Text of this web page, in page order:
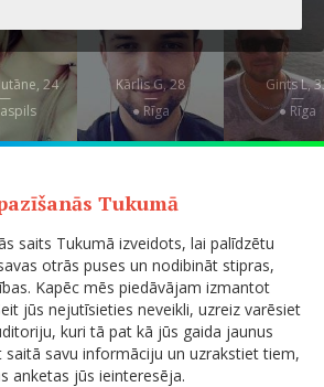
24 Kārlis G, 28
—
● Rīga
Gints L,
—
● Rīga
Тukumā
saits Tukumā izveidots, lai palīdzētu
otrās puses un nodibināt stipras,
Kapēc mēs piedāvājam izmantot
jūs nejutīsieties neveikli, uzreiz varēsiet
kuri tā pat kā jūs gaida jaunus
savu informāciju un uzrakstiet tiem,
anketas jūs ieinteresēja.